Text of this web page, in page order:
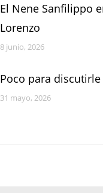
El Nene Sanfilippo
Lorenzo
8 junio, 2026
Poco para discutirle
31 mayo, 2026